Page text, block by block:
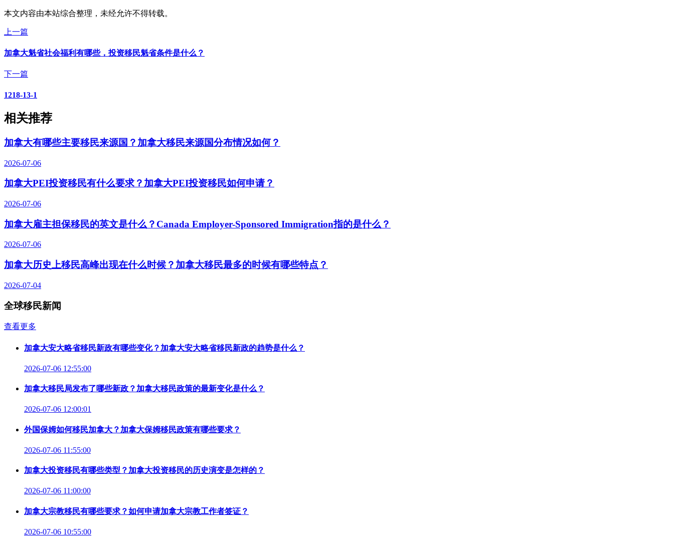
本文内容由本站综合整理，未经允许不得转载。
上一篇
加拿大魁省社会福利有哪些，投资移民魁省条件是什么？
下一篇
1218-13-1
相关推荐
加拿大有哪些主要移民来源国？加拿大移民来源国分布情况如何？
2026-07-06
加拿大PEI投资移民有什么要求？加拿大PEI投资移民如何申请？
2026-07-06
加拿大雇主担保移民的英文是什么？Canada Employer-Sponsored Immigration指的是什么？
2026-07-06
加拿大历史上移民高峰出现在什么时候？加拿大移民最多的时候有哪些特点？
2026-07-04
全球移民新闻
查看更多
加拿大安大略省移民新政有哪些变化？加拿大安大略省移民新政的趋势是什么？
2026-07-06 12:55:00
加拿大移民局发布了哪些新政？加拿大移民政策的最新变化是什么？
2026-07-06 12:00:01
外国保姆如何移民加拿大？加拿大保姆移民政策有哪些要求？
2026-07-06 11:55:00
加拿大投资移民有哪些类型？加拿大投资移民的历史演变是怎样的？
2026-07-06 11:00:00
加拿大宗教移民有哪些要求？如何申请加拿大宗教工作者签证？
2026-07-06 10:55:00